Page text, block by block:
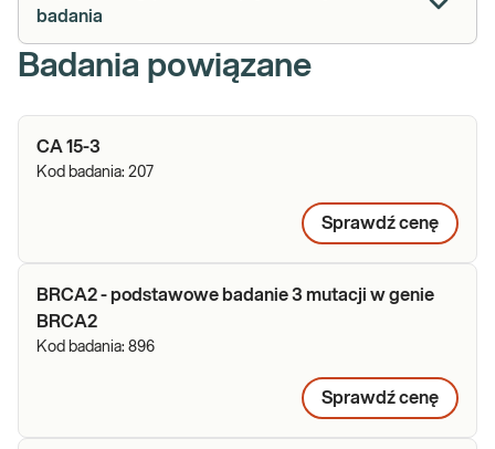
badania
Badania powiązane
CA 15-3
Kod badania: 207
Sprawdź cenę
BRCA2 - podstawowe badanie 3 mutacji w genie
BRCA2
Kod badania: 896
Sprawdź cenę